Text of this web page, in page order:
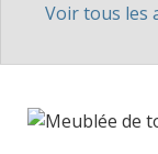
Voir tous les